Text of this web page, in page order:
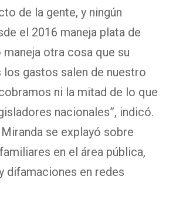
de la gente, y ningún
el 2016 maneja plata de
maneja otra cosa que su
gastos salen de nuestro
ni la mitad de lo que
nacionales”, indicó.
se explayó sobre
en el área pública,
difamaciones en redes